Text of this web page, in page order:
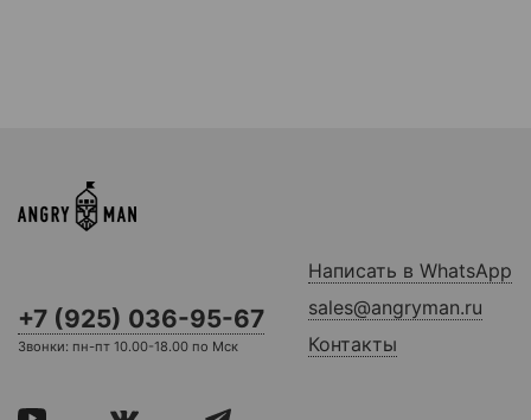
+7 (925) 036-95-67
Звонки: пн-пт 10.00-18.00 по Мск
Написать в WhatsApp
sales@angryman.ru
Контакты